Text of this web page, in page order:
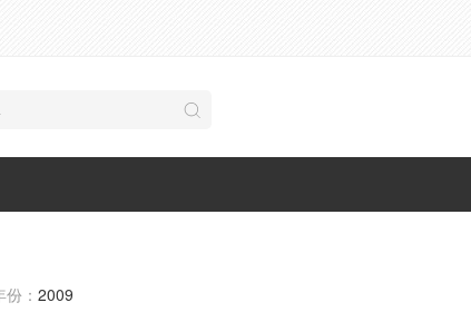
份： 2009